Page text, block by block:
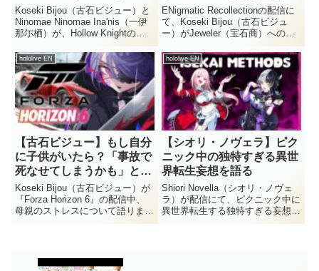
へ同行
Koseki Bijou（古石ビジュー）と
Ninomae Ninomae Ina'nis（一伊
那尓栖）が、Hollow Knightのオ
ーケストラコンサートを一緒に鑑
賞したことが明かされました。お
互いに同じタイミングで誘い合お
うと考えていた...
ENigmatic Recollectionの配信に
て、Koseki Bijou（古石ビジュ
ー）がJeweler（宝石商）への転
職を宣言しました。Mococoによ
るチャーム市場の独占状態を打破
するため、より安価での販売を持
ちかける様子が注目...
hololive EN
【古石ビジュー】もし自分
に子供がいたら？「事故で
死なせてしまうかも」と発
言
Koseki Bijou（古石ビジュー）が
『Forza Horizon 6』の配信中、
母親のストレスについて語りまし
た。その後、もし自分に子供がい
ています。Koseki Bijou...
hololive EN
【シオリ・ノヴェラ】ピク
ニック中の独特すぎる異世
界転生妄想を語る
Shiori Novella（シオリ・ノヴェ
ラ）が配信にて、ピクニック中に
異世界転生する独特すぎる妄想を
語りました。そのあまりにも斜め